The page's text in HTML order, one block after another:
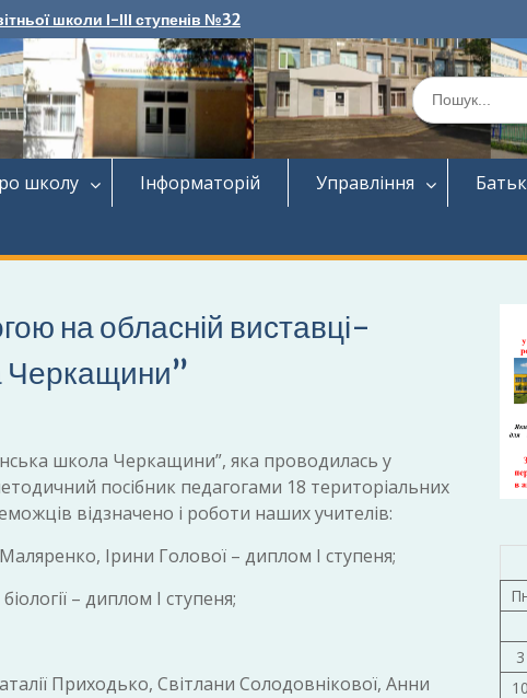
школи І-ІІІ ступенів №32
Шукати:
школу Інформаторій Управління
на обласній виставці-
Черкащини”
школа Черкащини”, яка проводилась у
посібник педагогами 18 територіальних
відзначено і роботи наших учителів:
Ірини Голової – диплом І ступеня;
– диплом І ступеня;
Приходько, Світлани Солодовнікової, Анни
3
10